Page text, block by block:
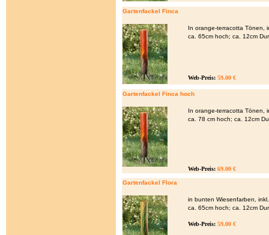
Gartenfackel Finca
In orange-terracotta Tönen,
ca. 65cm hoch; ca. 12cm
Web-Preis: 59.00 €
Gartenfackel Finca hoch
In orange-terracotta Tönen,
ca. 78 cm hoch; ca. 12cm
Web-Preis: 69.00 €
Gartenfackel Flora
in bunten Wiesenfarben,
ca. 65cm hoch; ca. 12cm
Web-Preis: 59.00 €